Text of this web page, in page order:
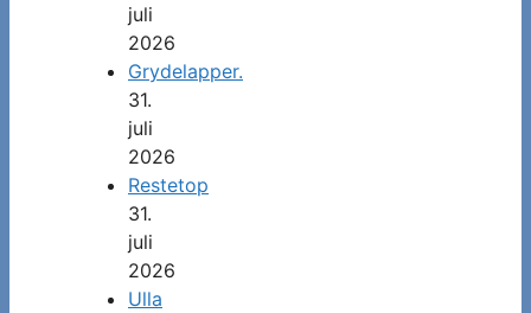
juli
2026
Grydelapper.
31.
juli
2026
Restetop
31.
juli
2026
Ulla